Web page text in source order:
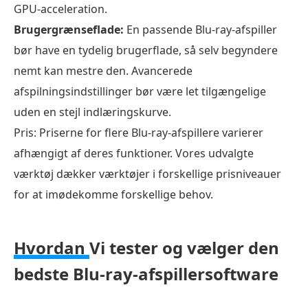
Blu-
ray
Master
Gratis
Blu-
ray-
afspiller
(Bedste
gratis
mulighed
samlet
Top
CyberLink
GPU-acceleration.
Brugergrænseflade: En passende Blu-ray-afspiller
bør have en tydelig brugerflade, så selv begyndere
nemt kan mestre den. Avancerede
afspilningsindstillinger bør være let tilgængelige
uden en stejl indlæringskurve.
Pris: Priserne for flere Blu-ray-afspillere varierer
afhængigt af deres funktioner. Vores udvalgte
værktøj dækker værktøjer i forskellige prisniveauer
for at imødekomme forskellige behov.
Hvordan Vi tester og vælger den
bedste Blu-ray-afspillersoftware